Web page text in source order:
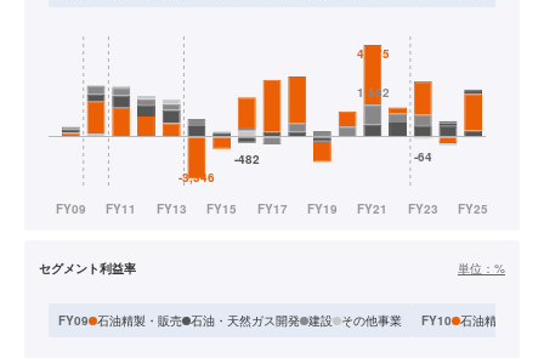
セグメント利益率 単位： %
FY09 石油精製・販売 石油・天然ガス開発 建設 その他事業 FY10 石油精製販売